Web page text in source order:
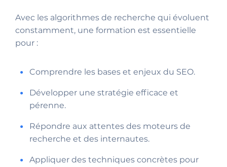
Avec les algorithmes de recherche qui évoluent
constamment, une formation est essentielle
pour :
Comprendre les bases et enjeux du SEO.
Développer une stratégie efficace et
pérenne.
Répondre aux attentes des moteurs de
recherche et des internautes.
Appliquer des techniques concrètes pour